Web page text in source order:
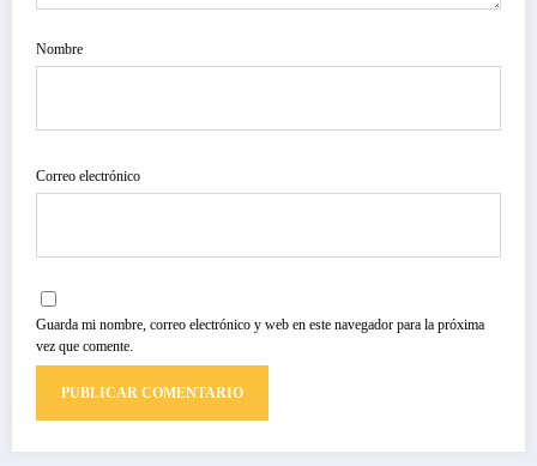
Nombre
Correo electrónico
Guarda mi nombre, correo electrónico y web en este navegador para la próxima
vez que comente.